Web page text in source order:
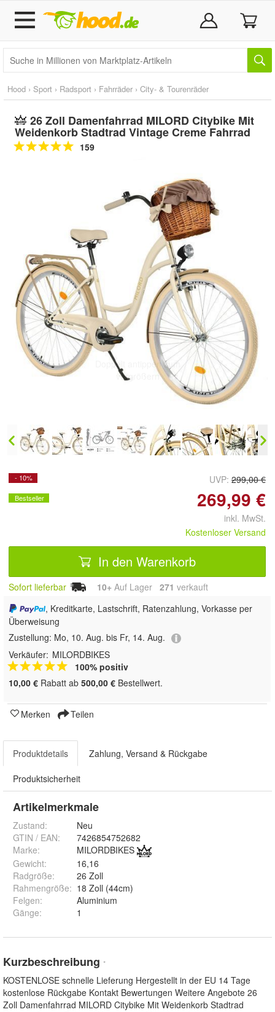
Hood › Sport › Radsport › Fahrräder › City- & Tourenräder
26 Zoll Damenfahrrad MILORD Citybike Mit
Weidenkorb Stadtrad Vintage Creme Fahrrad
159
Doppelt antippen zum
vergrößern
- 10% UVP: 299,00 €
Bestseller 269,99 €
inkl. MwSt.
Kostenloser Versand
In den Warenkorb
Sofort lieferbar 10+ Auf Lager 271 verkauft
, Kreditkarte, Lastschrift, Ratenzahlung, Vorkasse per
Überweisung
Zustellung: Mo, 10. Aug. bis Fr, 14. Aug.
Verkäufer: MILORDBIKES
100% positiv
10,00 € Rabatt ab 500,00 € Bestellwert.
Merken Teilen
Produktdetails Zahlung, Versand & Rückgabe
Produktsicherheit
Artikelmerkmale
Zustand:
Neu
GTIN / EAN:
7426854752682
Marke:
MILORDBIKES
Gewicht:
16,16
Radgröße:
26 Zoll
Rahmengröße: 18 Zoll (44cm)
Felgen:
Aluminium
Gänge: 1
Kurzbeschreibung *
KOSTENLOSE schnelle Lieferung Hergestellt in der EU 14 Tage
kostenlose Rückgabe Kontakt Bewertungen Weitere Angebote 26
Zoll Damenfahrrad MILORD Citybike Mit Weidenkorb Stadtrad